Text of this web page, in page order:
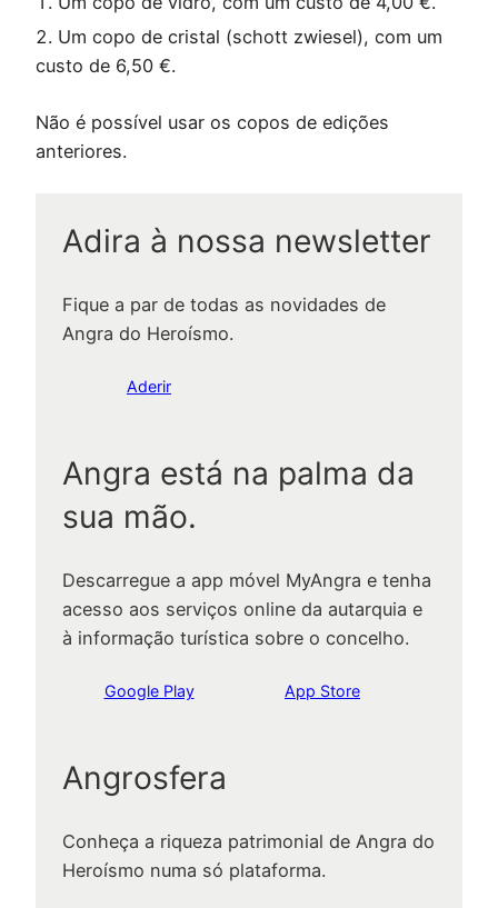
Um copo de cristal (schott zwiesel), com um
custo de 6,50 €.
Não é possível usar os copos de edições
anteriores.
Adira à nossa newsletter
Fique a par de todas as novidades de
Angra do Heroísmo.
Aderir
Angra está na palma da
sua mão.
Descarregue a app móvel MyAngra e tenha
acesso aos serviços online da autarquia e
à informação turística sobre o concelho.
Google Play App Store
Angrosfera
Conheça a riqueza patrimonial de Angra do
Heroísmo numa só plataforma.